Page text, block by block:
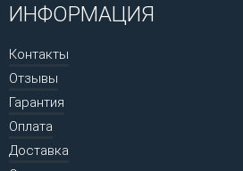
ИНФОРМАЦИЯ
Контакты
Отзывы
Гарантия
Оплата
Доставка